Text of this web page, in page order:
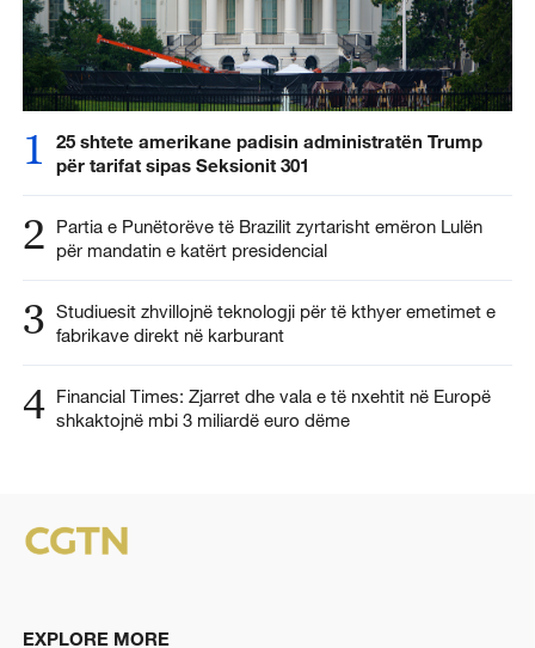
1
25 shtete amerikane padisin administratën Trump
për tarifat sipas Seksionit 301
2
Partia e Punëtorëve të Brazilit zyrtarisht emëron Lulën
për mandatin e katërt presidencial
3 Studiuesit zhvillojnë teknologji për të kthyer emetimet e
fabrikave direkt në karburant
4 Financial Times: Zjarret dhe vala e të nxehtit në Europë
shkaktojnë mbi 3 miliardë euro dëme
EXPLORE MORE